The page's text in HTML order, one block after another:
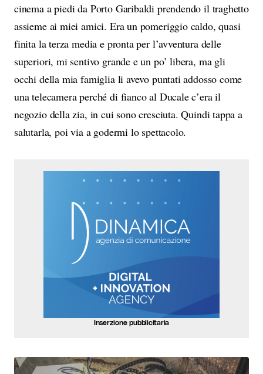
cinema a piedi da Porto Garibaldi prendendo il traghetto
assieme ai miei amici. Era un pomeriggio caldo, quasi
finita la terza media e pronta per l’avventura delle
superiori, mi sentivo grande e un po’ libera, ma gli
occhi della mia famiglia li avevo puntati addosso come
una telecamera perché di fianco al Ducale c’era il
negozio della zia, in cui sono cresciuta. Quindi tappa a
salutarla, poi via a godermi lo spettacolo.
Inserzione pubblicitaria